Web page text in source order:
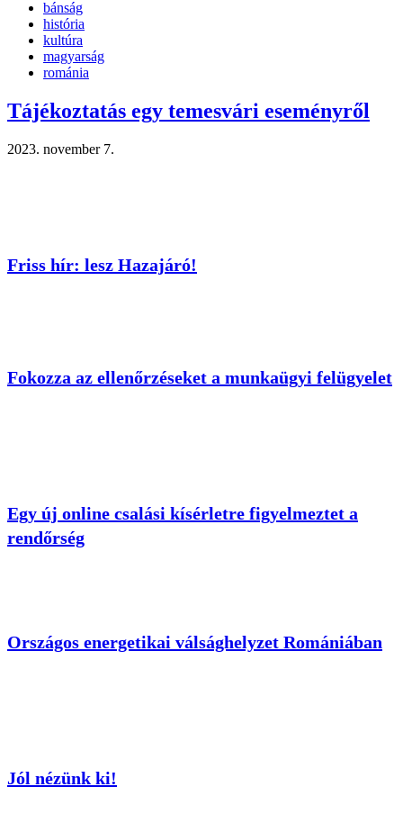
bánság
história
kultúra
magyarság
románia
Tájékoztatás egy temesvári eseményről
2023. november 7.
Friss hír: lesz Hazajáró!
Fokozza az ellenőrzéseket a munkaügyi felügyelet
Egy új online csalási kísérletre figyelmeztet a
rendőrség
Országos energetikai válsághelyzet Romániában
Jól nézünk ki!